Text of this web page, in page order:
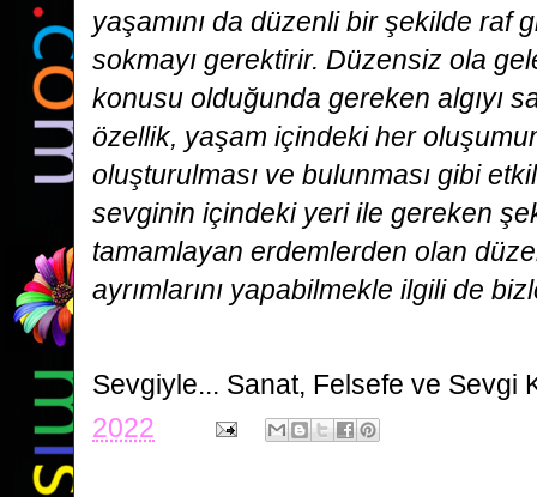
yaşamını da düzenli bir şekilde raf
sokmayı gerektirir. Düzensiz ola
konusu olduğunda gereken algıyı
özellik, yaşam içindeki her
oluşturulması ve bulunması gibi
sevginin içindeki yeri ile gereken
tamamlayan erdemlerden olan
ayrımlarını yapabilmekle ilgili de
Sevgiyle... Sanat, Felsefe ve Sevgi
2022